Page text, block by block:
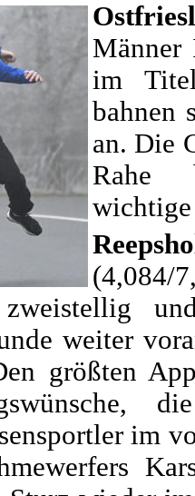
Männer
im
bahnen
an. Die
Rahe
(4,084/
weiter
größten
im